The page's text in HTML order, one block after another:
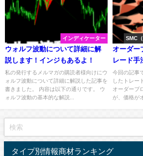
インディケーター
ウォルフ波動について詳細に解
説します！インジもあるよ！
私の発行するメルマガの購読者様向けにウ
ォルフ波動について詳細に解説した記事を
書きました。 内容は以下の通りです。 ウ
ォルフ波動の基本的な解説...
SMC
オーダー
レード手
す。
今回の記事
したトレー
オーダーブ
が、価格が
タイプ別情報商材ランキング